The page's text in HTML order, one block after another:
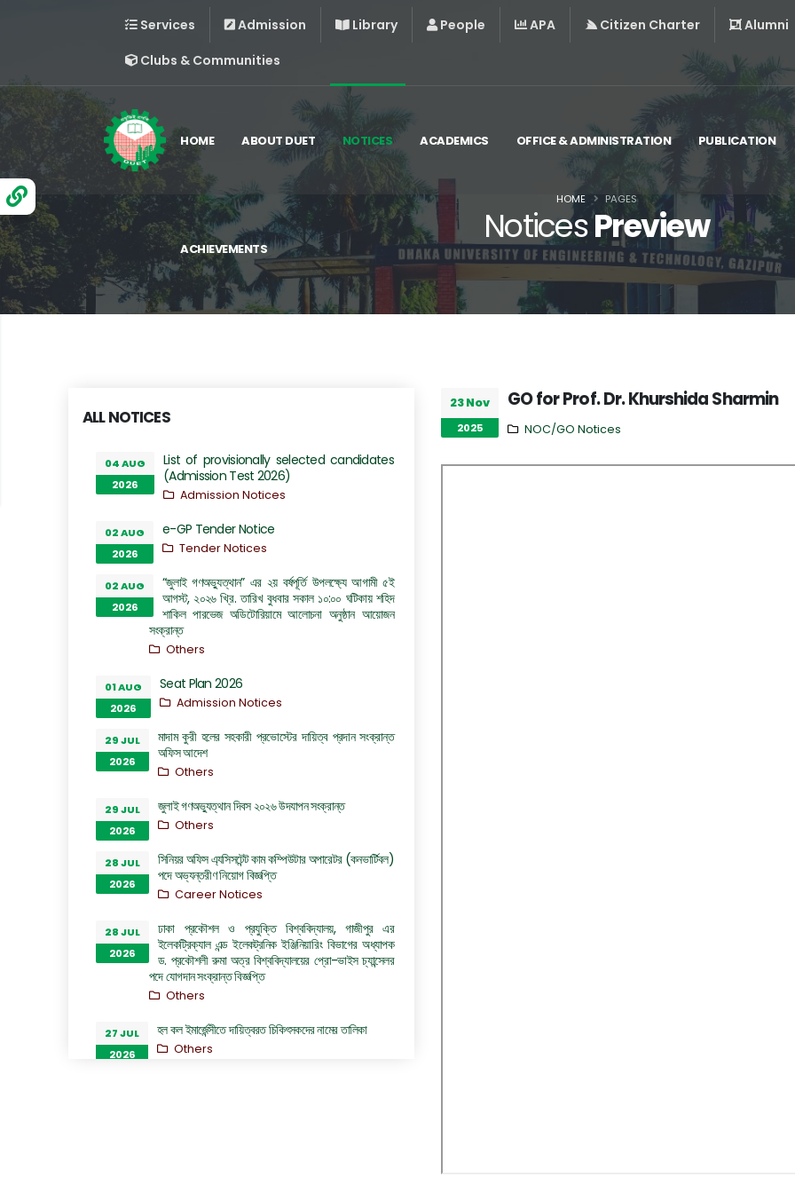
Services Admission Library People APA Citizen Charter
Alumni
Clubs & Communities
HOME ABOUT DUET NOTICES ACADEMICS OFFICE & ADMINISTRATION PUBLICATION
ACHIEVEMENTS
NoticesPreview
HOME PAGES
ALL NOTICES
04 AUG
2026
List of provisionally selected candidates
(Admission Test 2026)
Admission Notices
02 AUG
2026
e-GP Tender Notice
Tender Notices
02 AUG
2026
“জুলাই গণঅভ্যুত্থান” এর ২য় বর্ষপূর্তি উপলক্ষ্যে আগামী ৫ই
আগস্ট, ২০২৬ খ্রি. তারিখ বুধবার সকাল ১০:০০ ঘটিকায় শহিদ
শাকিল পারভেজ অডিটোরিয়ামে আলোচনা অনুষ্ঠান আয়োজন
সংক্রান্ত
Others
01 AUG
2026
Seat Plan 2026
Admission Notices
29 JUL
2026
মাদাম কুরী হলের সহকারী প্রভোস্টের দায়িত্ব প্রদান সংক্রান্ত
অফিস আদেশ
Others
29 JUL
2026
জুলাই গণঅভ্যুত্থান দিবস ২০২৬ উদযাপন সংক্রান্ত
Others
28 JUL
2026
সিনিয়র অফিস এ্যসিসটেন্ট কাম কম্পিউটার অপারেটর (কনভার্টিবল)
পদে অভ্যন্তরীণ নিয়োগ বিজ্ঞপ্তি
Career Notices
28 JUL
2026
ঢাকা প্রকৌশল ও প্রযুক্তি বিশ্ববিদ্যালয়, গাজীপুর এর
ইলেকট্রিক্যাল এন্ড ইলেকট্রনিক ইঞ্জিনিয়ারিং বিভাগের অধ্যাপক
ড. প্রকৌশলী রুমা অত্র বিশ্ববিদ্যালয়ের প্রো-ভাইস চ্যান্সেলর
পদে যোগদান সংক্রান্ত বিজ্ঞপ্তি
Others
27 JUL
2026
হল কল ইমার্জেন্সীতে দায়িত্বরত চিকিৎসকদের নামের তালিকা
Others
23 Nov
2025
GO for Prof. Dr. Khurshida Sharmin
NOC/GO Notices